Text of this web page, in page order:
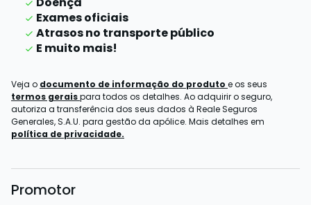
Exames oficiais
Atrasos no transporte público
E muito mais!
Veja o documento de informação do produto e os seus
termos geraispara todos os detalhes. Ao adquirir o seguro,
autoriza a transferência dos seus dados à Reale Seguros
Generales, S.A.U. para gestão da apólice. Mais detalhes em
política de privacidade.
Promotor